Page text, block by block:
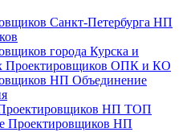
Санкт-Петербурга НП
города Курска и
Проектировщиков ОПК и КО
НП Объединение
НП ТОП
Проектировщиков НП